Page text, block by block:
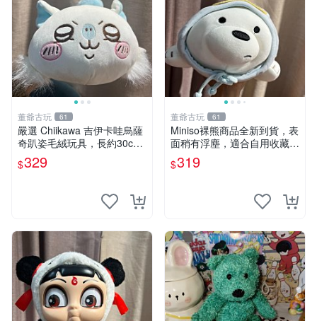
董爺古玩 61
嚴選 Chiikawa 吉伊卡哇烏薩
奇趴姿毛絨玩具，長約30c
m，質地超軟適合收藏 烏薩
奇 Chiikawa 毛絨 超軟
$329
董爺古玩 61
Miniso裸熊商品全新到貨，表
面稍有浮塵，適合自用收藏嚴
選款。 裸熊 商品 裸熊玩偶
$319